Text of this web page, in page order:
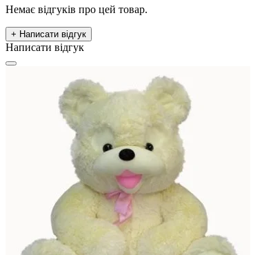
Немає відгуків про цей товар.
+ Написати відгук
Написати відгук